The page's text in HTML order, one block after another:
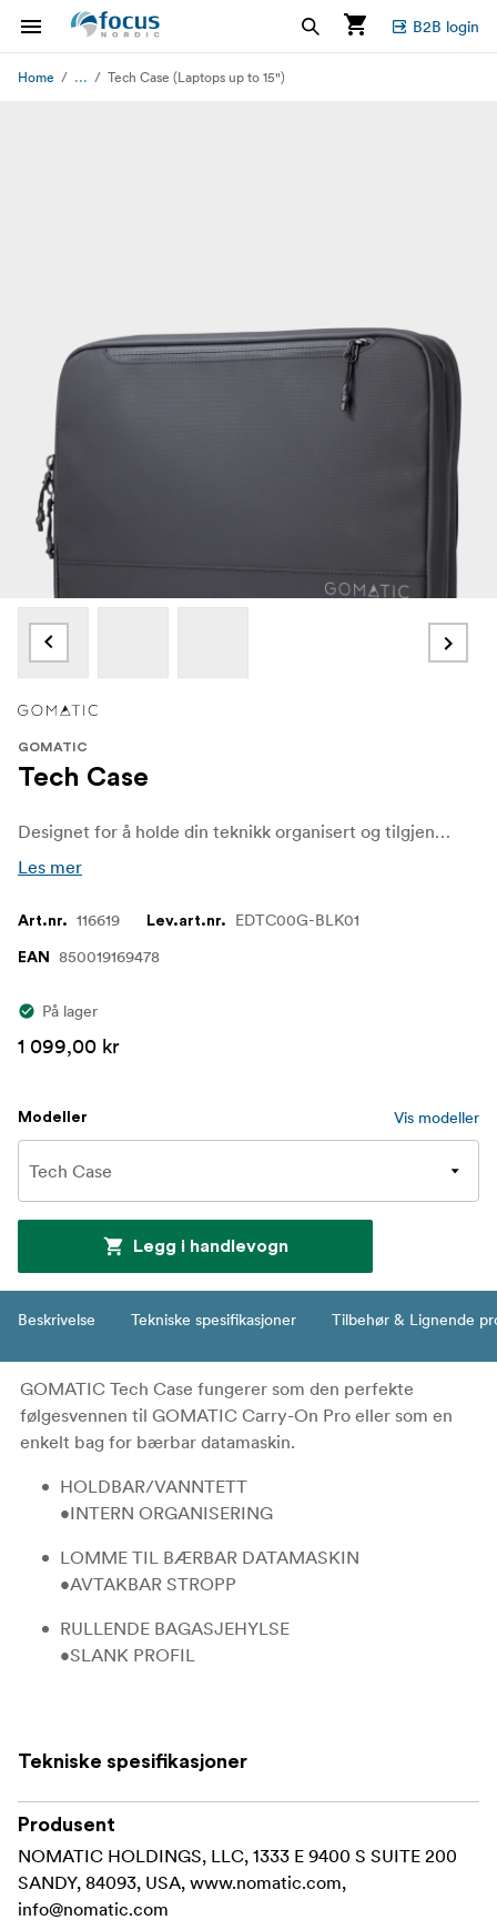
B2B login
Home ... Tech Case (Laptops up to 15")
GOMATIC
Tech Case
Designet for å holde din teknikk organisert og tilgjengelig — selv på reise og til daglig bruk.
Les mer
Art.nr. 116619 Lev.art.nr. EDTC00G-BLK01
EAN 850019169478
På lager
1 099,00 kr
Modeller Vis modeller
Legg i handlevogn
Beskrivelse Tekniske spesifikasjoner Tilbehør & Lignende
GOMATIC Tech Case fungerer som den perfekte
følgesvennen til GOMATIC Carry-On Pro eller som en
enkelt bag for bærbar datamaskin.
HOLDBAR/VANNTETT
•INTERN ORGANISERING
LOMME TIL BÆRBAR DATAMASKIN
•AVTAKBAR STROPP
RULLENDE BAGASJEHYLSE
•SLANK PROFIL
Tekniske spesifikasjoner
Produsent
NOMATIC HOLDINGS, LLC, 1333 E 9400 S SUITE 200
SANDY, 84093, USA, www.nomatic.com,
info@nomatic.com